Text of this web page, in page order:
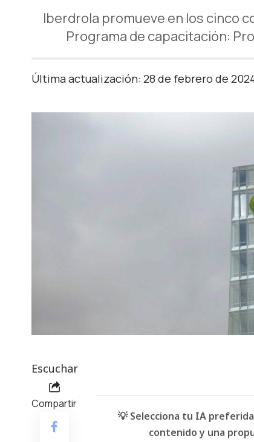
Iberdrola promueve en los cinco
Programa de capacitación:
Última actualización: 28 de febrero de
Escuchar
Compartir
💡 Selecciona tu IA
contenido y una